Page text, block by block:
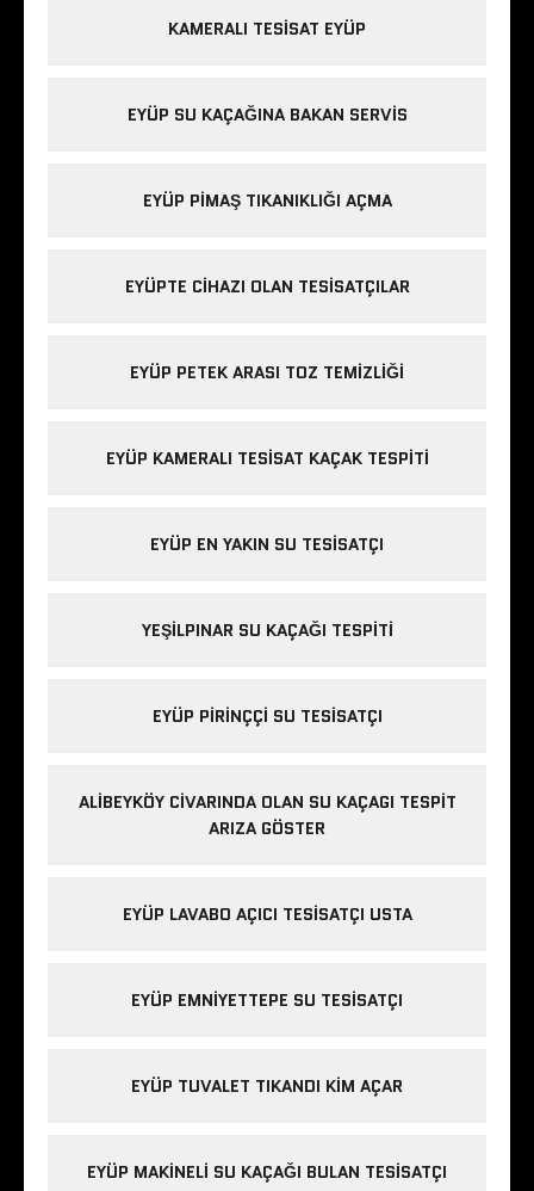
KAMERALI TESISAT EYÜP
EYÜP SU KAÇAĞINA BAKAN SERVIS
EYÜP PIMAŞ TIKANIKLIĞI AÇMA
EYÜPTE CIHAZI OLAN TESISATÇILAR
EYÜP PETEK ARASI TOZ TEMIZLIĞI
EYÜP KAMERALI TESISAT KAÇAK TESPITI
EYÜP EN YAKIN SU TESISATÇI
YEŞILPINAR SU KAÇAĞI TESPITI
EYÜP PIRINÇÇI SU TESISATÇI
ALIBEYKÖY CIVARINDA OLAN SU KAÇAGI TESPIT
ARIZA GÖSTER
EYÜP LAVABO AÇICI TESISATÇI USTA
EYÜP EMNIYETTEPE SU TESISATÇI
EYÜP TUVALET TIKANDI KIM AÇAR
EYÜP MAKINELI SU KAÇAĞI BULAN TESISATÇI